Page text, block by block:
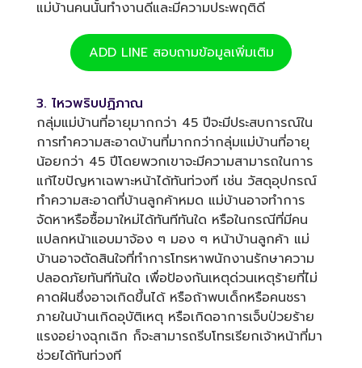
แม่บ้านคนนั้นทำงานดีและมีความประพฤติดี
ADD LINE สอบถามข้อมูลเพิ่มเติม
3. ไหวพริบปฏิภาณ
กลุ่มแม่บ้านที่อายุมากกว่า 45 ปีจะมีประสบการณ์ใน
การทำความสะอาดบ้านที่มากกว่ากลุ่มแม่บ้านที่อายุ
น้อยกว่า 45 ปีโดยพวกเขาจะมีความสามารถในการ
แก้ไขปัญหาเฉพาะหน้าได้ทันท่วงที เช่น วัสดุอุปกรณ์
ทำความสะอาดที่บ้านลูกค้าหมด แม่บ้านอาจทำการ
จัดหาหรือซื้อมาใหม่ได้ทันทีทันใด หรือในกรณีที่มีคน
แปลกหน้าแอบมาจ้อง ๆ มอง ๆ หน้าบ้านลูกค้า แม่
บ้านอาจตัดสินใจที่ทำการโทรหาพนักงานรักษาความ
ปลอดภัยทันทีทันใด เพื่อป้องกันเหตุด่วนเหตุร้ายที่ไม่
คาดฝันซึ่งอาจเกิดขึ้นได้ หรือถ้าพบเด็กหรือคนชรา
ภายในบ้านเกิดอุบัติเหตุ หรือเกิดอาการเจ็บป่วยร้าย
แรงอย่างฉุกเฉิก ก็จะสามารถรีบโทรเรียกเจ้าหน้าที่มา
ช่วยได้ทันท่วงที